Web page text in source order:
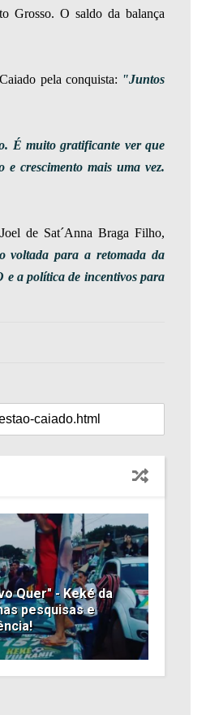
Grosso. O saldo da balança
pela conquista: "Juntos
É muito gratificante ver que
e crescimento mais uma vez.
de Sat´Anna Braga Filho,
voltada para a retomada da
e a política de incentivos para
Quer" - Keké da
pesquisas e